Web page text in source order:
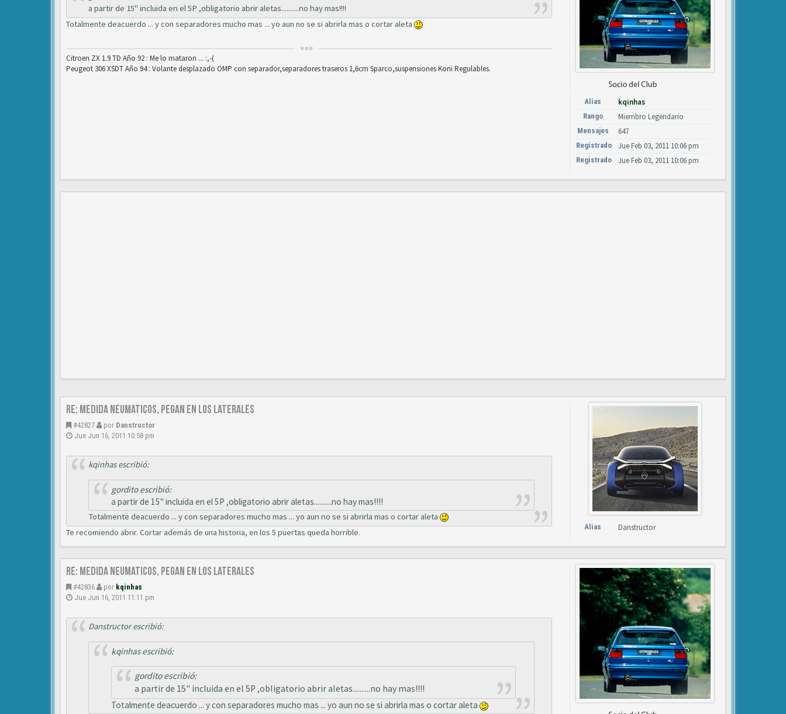
a partir de 15" incluida en el 5P ,obligatorio abrir aletas..........no hay mas!!!!
Totalmente deacuerdo ... y con separadores mucho mas ... yo aun no se si abrirla mas o cortar aleta
Citroen ZX 1.9 TD Año 92 : Me lo mataron ... :,-(
Peugeot 306 XSDT Año 94 : Volante desplazado OMP con separador,separadores traseros 1,6cm Sparco,suspensiones Koni Regulables.
Alias kqinhas
Rango Miembro Legendario
Mensajes 647
Registrado Jue Feb 03, 2011 10:06 pm
Registrado Jue Feb 03, 2011 10:06 pm
Re: medida neumaticos, pegan en los laterales
#42827 por Danstructor
Jue Jun 16, 2011 10:58 pm
kqinhas escribió:
gordito escribió:
a partir de 15" incluida en el 5P ,obligatorio abrir aletas..........no hay mas!!!!
Totalmente deacuerdo ... y con separadores mucho mas ... yo aun no se si abrirla mas o cortar aleta
Te recomiendo abrir. Cortar además de una historia, en los 5 puertas queda horrible.
Alias Danstructor
Re: medida neumaticos, pegan en los laterales
#42836 por kqinhas
Jue Jun 16, 2011 11:11 pm
Danstructor escribió:
kqinhas escribió:
gordito escribió:
a partir de 15" incluida en el 5P ,obligatorio abrir aletas..........no hay mas!!!!
Totalmente deacuerdo ... y con separadores mucho mas ... yo aun no se si abrirla mas o cortar aleta